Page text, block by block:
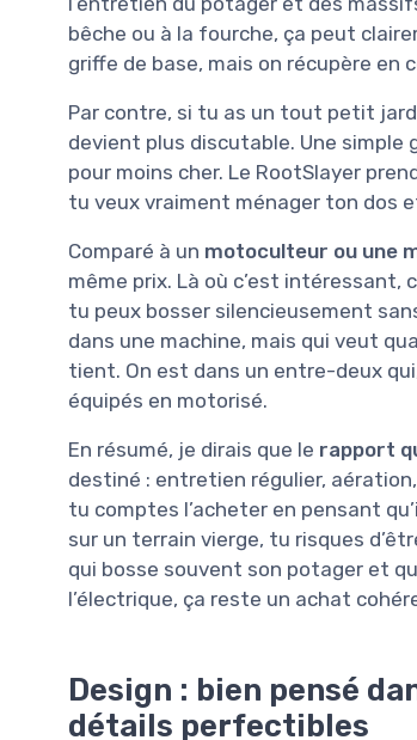
bêche ou à la fourche, ça peut
griffe de base, mais on récupère
Par contre, si tu as un tout petit
devient plus discutable. Une
pour moins cher. Le RootSlayer
tu veux vraiment ménager ton dos
Comparé à un motoculteur ou une
même prix. Là où c’est intéressant,
tu peux bosser silencieusement
dans une machine, mais qui veut
tient. On est dans un entre-deux
équipés en motorisé.
En résumé, je dirais que le rapport
destiné : entretien régulier,
tu comptes l’acheter en pensant
sur un terrain vierge, tu risques
qui bosse souvent son potager et
l’électrique, ça reste un achat
Design : bien pensé
détails perfectibles